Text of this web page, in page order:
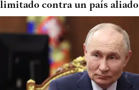
limitado contra un país aliado